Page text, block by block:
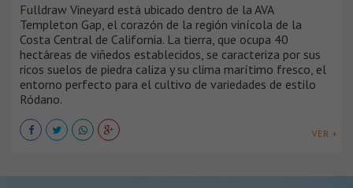
Fulldraw Vineyard está ubicado dentro de la AVA
Templeton Gap, el corazón de la región vinícola de la
Costa Central de California. La tierra, que ocupa 40
hectáreas de viñedos establecidos, se caracteriza por sus
ricos suelos de piedra caliza y su clima marítimo fresco, el
entorno perfecto para el cultivo de variedades de estilo
Ródano.
VER +